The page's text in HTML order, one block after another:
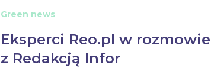
Green news
Eksperci Reo.pl w rozmowie
z Redakcją Infor